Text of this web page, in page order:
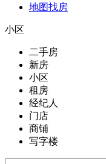
地图找房
小区
二手房
新房
小区
租房
经纪人
门店
商铺
写字楼